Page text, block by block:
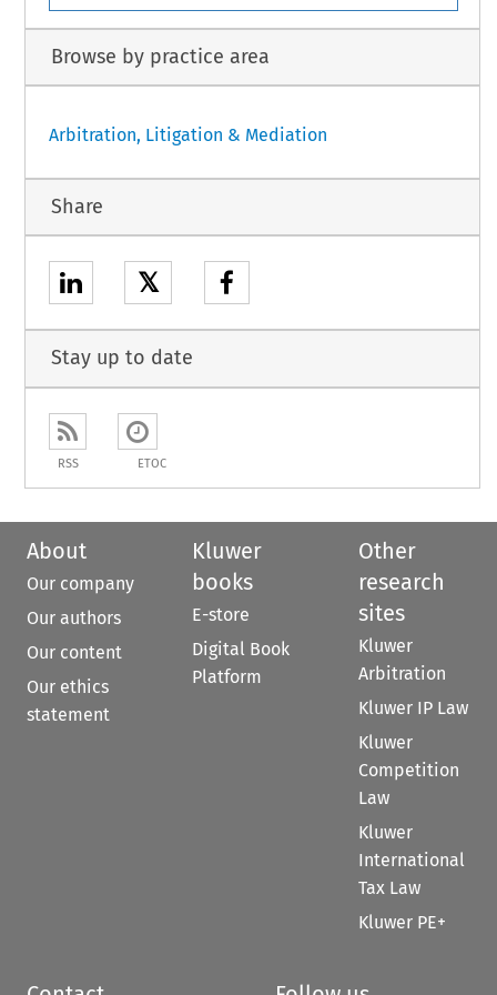
Browse by practice area
Arbitration, Litigation & Mediation
Share
𝕏
Stay up to date
RSS ETOC
About
Our company
Our authors
Our content
Our ethics
statement
Kluwer
books
E-store
Digital Book
Platform
Other
research
sites
Kluwer
Arbitration
Kluwer IP Law
Kluwer
Competition
Law
Kluwer
International
Tax Law
Kluwer PE+